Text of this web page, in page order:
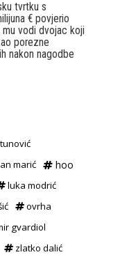
tvrtku s
€ povjerio
mu vodi dvojac koji
porezne
nakon nagodbe
marić hoo
luka modrić
ovrha
gvardiol
zlatko dalić